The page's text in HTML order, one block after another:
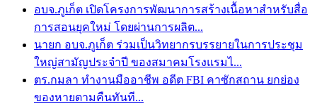
อบจ.ภูเก็ต เปิดโครงการพัฒนาการสร้างเนื้อหาสำหรับสื่อ
การสอนยุคใหม่ โดยผ่านการผลิต...
นายก อบจ.ภูเก็ต ร่วมเป็นวิทยากรบรรยายในการประชุม
ใหญ่สามัญประจำปี ของสมาคมโรงแรมไ...
ตร.กมลา ทำงานมืออาชีพ อดีต FBI คาซักสถาน ยกย่อง
ของหายตามคืนทันที...